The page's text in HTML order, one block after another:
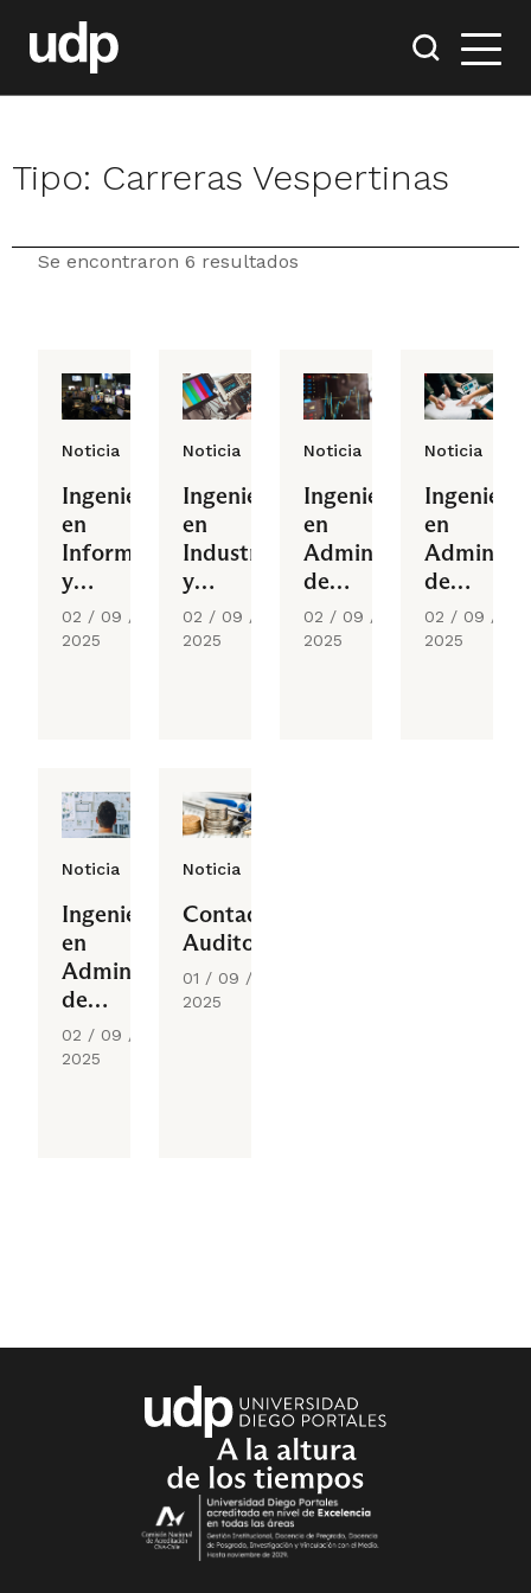
Tipo: Carreras Vespertinas
Se encontraron 6 resultados
Noticia
Ingeniería
en
Informática
y
Gestión
02 / 09 /
2025
Noticia
Ingeniería
en
Industria
y
Logística
02 / 09 /
2025
Noticia
Ingeniería
en
Administración
de
Empresas
mención
02 / 09 /
2025
Noticia
Ingeniería
en
de
Empresas
mención
02 / 09 /
2025
Noticia
Ingeniería
en
Administración
de
Empresas
mención
02 / 09 /
2025
Noticia
Contador
Auditor
01 / 09 /
2025